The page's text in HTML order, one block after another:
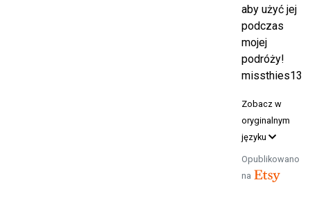
aby użyć jej
podczas
mojej
podróży!
missthies13
Zobacz w
oryginalnym
języku
Opublikowano
na